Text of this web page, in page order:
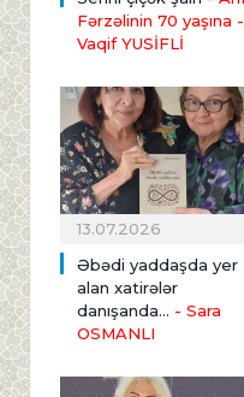
Fərzəlinin 70 yaşına -
Vaqif YUSİFLİ
13.07.2026
Əbədi yaddaşda yer
alan xatirələr
danışanda... - Sara
OSMANLI